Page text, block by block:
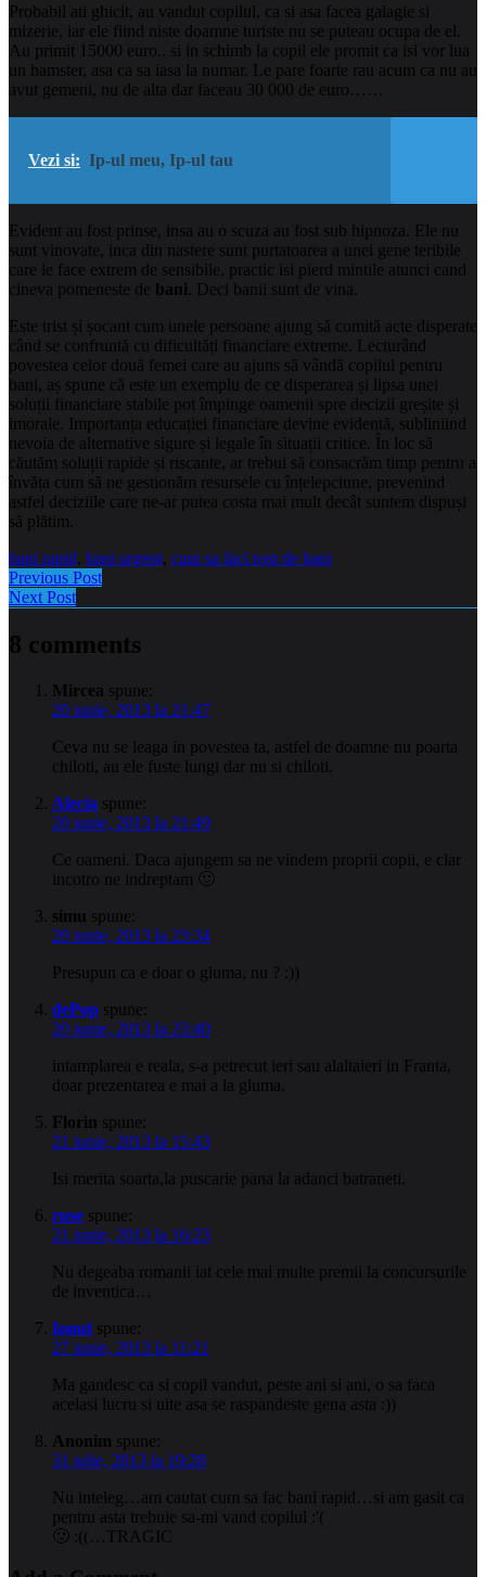
Probabil ati ghicit, au vandut copilul, ca si asa facea galagie si
mizerie, iar ele fiind niste doamne turiste nu se puteau ocupa de el.
Au primit 15000 euro.. si in schimb la copil ele promit ca isi vor lua
un hamster, asa ca sa iasa la numar. Le pare foarte rau acum ca nu au
avut gemeni, nu de alta dar faceau 30 000 de euro……
Vezi si: Ip-ul meu, Ip-ul tau
Evident au fost prinse, insa au o scuza au fost sub hipnoza. Ele nu
sunt vinovate, inca din nastere sunt purtatoarea a unei gene teribile
care le face extrem de sensibile, practic isi pierd mintile atunci cand
cineva pomeneste de bani . Deci banii sunt de vina.
Este trist și șocant cum unele persoane ajung să comită acte disperate
când se confruntă cu dificultăți financiare extreme. Lecturând
povestea celor două femei care au ajuns să vândă copilul pentru
bani, aș spune că este un exemplu de ce disperarea și lipsa unei
soluții financiare stabile pot împinge oamenii spre decizii greșite și
imorale. Importanța educației financiare devine evidentă, subliniind
nevoia de alternative sigure și legale în situații critice. În loc să
căutăm soluții rapide și riscante, ar trebui să consacrăm timp pentru a
învăța cum să ne gestionăm resursele cu înțelepciune, prevenind
astfel deciziile care ne-ar putea costa mai mult decât suntem dispuși
să plătim.
bani rapid, bani urgent, cum sa faci rost de bani
Previous Post
Next Post
8 comments
Mircea spune:
20 iunie, 2013 la 21:47
Ceva nu se leaga in povestea ta, astfel de doamne nu poarta
chiloti, au ele fuste lungi dar nu si chiloti.
Alecia spune:
20 iunie, 2013 la 21:49
Ce oameni. Daca ajungem sa ne vindem proprii copii, e clar
incotro ne indreptam 🙂
simu spune:
20 iunie, 2013 la 23:34
Presupun ca e doar o gluma, nu ? :))
dePop spune:
20 iunie, 2013 la 23:40
intamplarea e reala, s-a petrecut ieri sau alaltaieri in Franta,
doar prezentarea e mai a la gluma.
Florin spune:
21 iunie, 2013 la 15:43
Isi merita soarta,la puscarie pana la adanci batraneti.
ruse spune:
21 iunie, 2013 la 16:23
Nu degeaba romanii iat cele mai multe premii la concursurile
de inventica…
Ionut spune:
27 iunie, 2013 la 11:21
Ma gandesc ca si copil vandut, peste ani si ani, o sa faca
acelasi lucru si uite asa se raspandeste gena asta :))
Anonim spune:
31 iulie, 2013 la 19:28
Nu inteleg…am cautat cum sa fac bani rapid…si am gasit ca
pentru asta trebuie sa-mi vand copilul :'(
🙁 :((…TRAGIC